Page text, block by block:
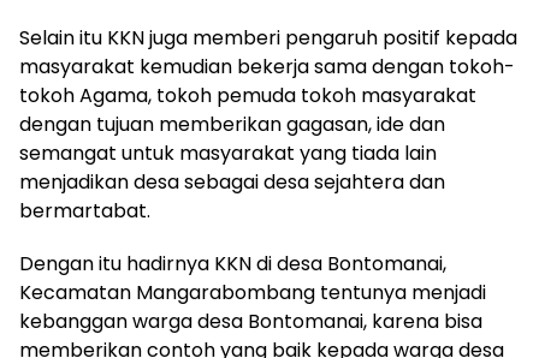
Selain itu KKN juga memberi pengaruh positif kepada
masyarakat kemudian bekerja sama dengan tokoh-
tokoh Agama, tokoh pemuda tokoh masyarakat
dengan tujuan memberikan gagasan, ide dan
semangat untuk masyarakat yang tiada lain
menjadikan desa sebagai desa sejahtera dan
bermartabat.
Dengan itu hadirnya KKN di desa Bontomanai,
Kecamatan Mangarabombang tentunya menjadi
kebanggan warga desa Bontomanai, karena bisa
memberikan contoh yang baik kepada warga desa